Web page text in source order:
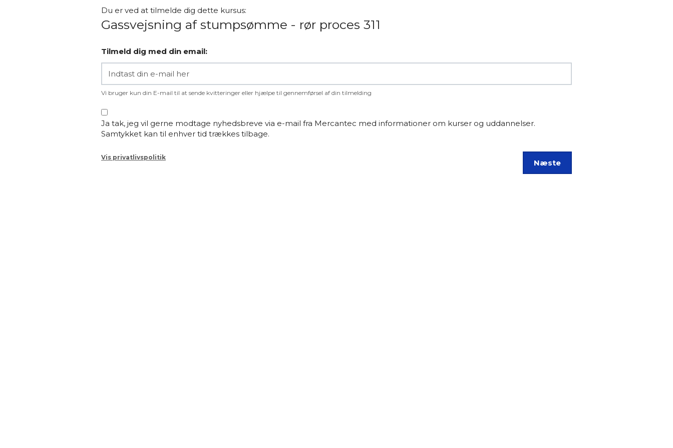
Du er ved at tilmelde dig dette kursus:
Gassvejsning af stumpsømme - rør proces 311
Tilmeld dig med din email:
Vi bruger kun din E-mail til at sende kvitteringer eller hjælpe til gennemførsel af din tilmelding
Ja tak, jeg vil gerne modtage nyhedsbreve via e-mail fra Mercantec med informationer om kurser og uddannelser.
Samtykket kan til enhver tid trækkes tilbage.
Vis privatlivspolitik